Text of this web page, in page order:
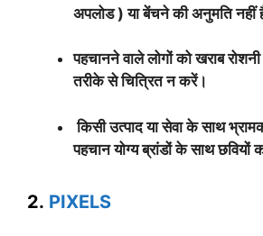
अपलोड ) या बेंचने की अनुमति नहीं
पहचानने वाले लोगों को खराब
तरीके से चित्रित न करें।
किसी उत्पाद या सेवा के साथ
पहचान योग्य ब्रांडों के साथ छवियों
2. PIXELS